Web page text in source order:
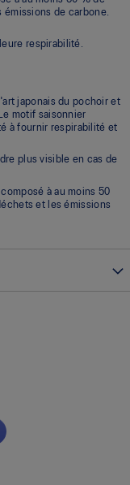
de carbone.
respirabilité.
japonais du pochoir et
motif saisonnier
à fournir respirabilité et
plus visible en cas de
à au moins 50
et les émissions